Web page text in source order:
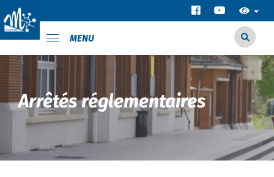
MENU
Arrêtés réglementaires